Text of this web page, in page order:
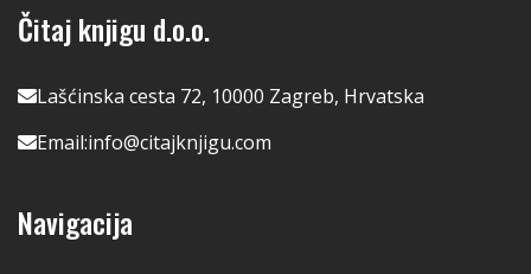
Čitaj knjigu d.o.o.
Lašćinska cesta 72, 10000 Zagreb, Hrvatska
Email:info@citajknjigu.com
Navigacija